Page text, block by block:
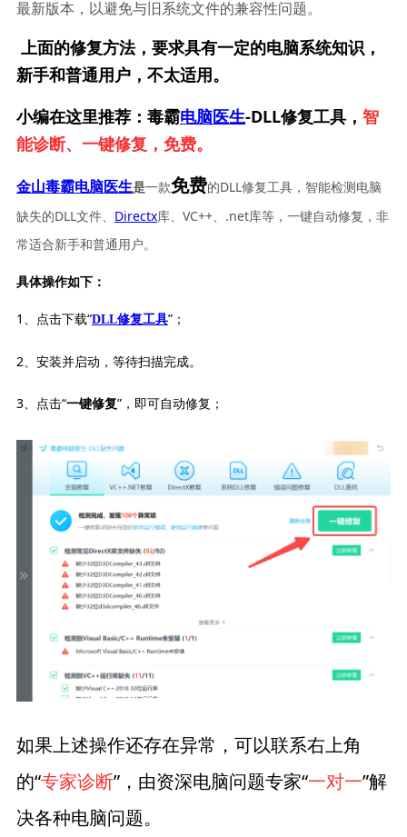
最新版本，以避免与旧系统文件的兼容性问题。
上面的修复方法，要求具有一定的电脑系统知识，
新手和普通用户，不太适用。
小编在这里推荐：毒霸电脑医生-DLL修复工具， 智
能诊断、一键修复，免费。
金山毒霸电脑医生是一款免费的DLL修复工具，智能检测电脑
缺失的DLL文件、 Directx库、VC++、.net库等，一键自动修复，非
常适合新手和普通用户。
具体操作如下：
1、点击下载“DLL修复工具”；
2、安装并启动，等待扫描完成。
3、点击“一键修复”，即可自动修复；
如果上述操作还存在异常，可以联系右上角
的“专家诊断”，由资深电脑问题专家“一对一”解
决各种电脑问题。